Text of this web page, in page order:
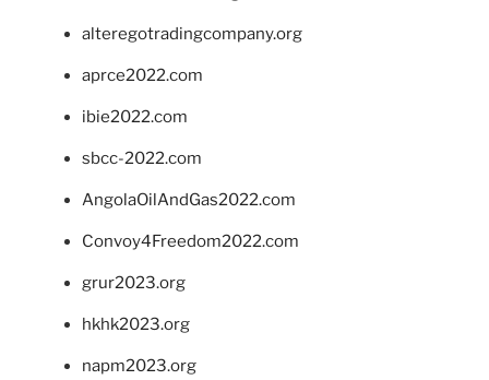
alteregotradingcompany.org
aprce2022.com
ibie2022.com
sbcc-2022.com
AngolaOilAndGas2022.com
Convoy4Freedom2022.com
grur2023.org
hkhk2023.org
napm2023.org